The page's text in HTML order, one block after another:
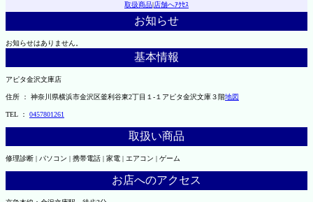
取扱商品|店舗へｱｸｾｽ
お知らせ
お知らせはありません。
基本情報
アピタ金沢文庫店
住所 ： 神奈川県横浜市金沢区釜利谷東2丁目１-１アピタ金沢文庫３階地図
TEL ： 0457801261
取扱い商品
修理診断 | パソコン | 携帯電話 | 家電 | エアコン | ゲーム
お店へのアクセス